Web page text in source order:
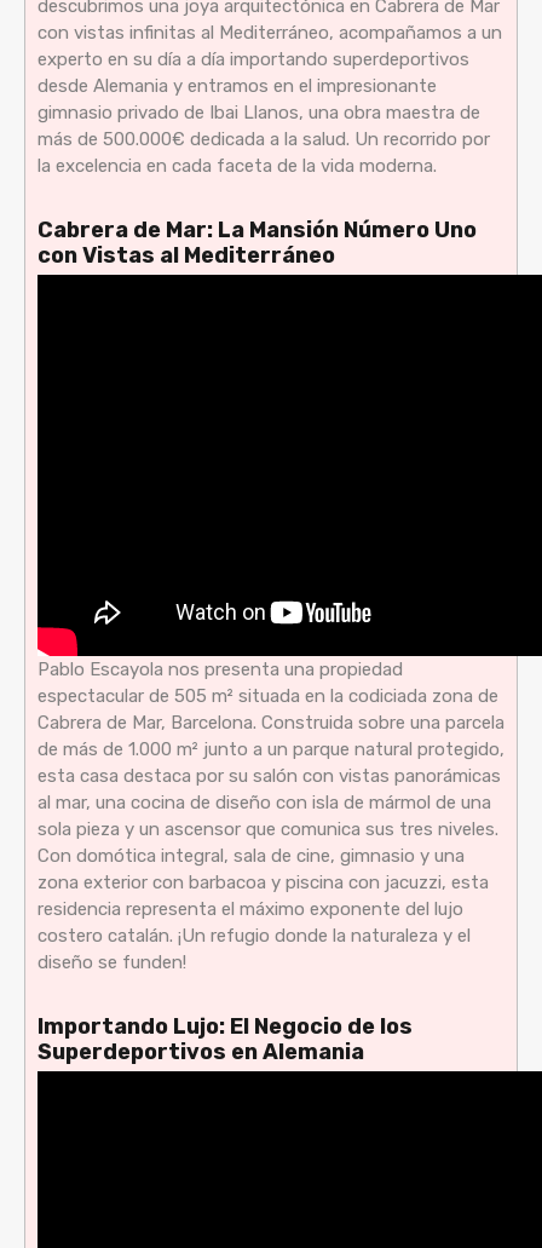
descubrimos una joya arquitectónica en Cabrera de Mar
con vistas infinitas al Mediterráneo, acompañamos a un
experto en su día a día importando superdeportivos
desde Alemania y entramos en el impresionante
gimnasio privado de Ibai Llanos, una obra maestra de
más de 500.000€ dedicada a la salud. Un recorrido por
la excelencia en cada faceta de la vida moderna.
Cabrera de Mar: La Mansión Número Uno
con Vistas al Mediterráneo
Pablo Escayola nos presenta una propiedad
espectacular de 505 m² situada en la codiciada zona de
Cabrera de Mar, Barcelona. Construida sobre una parcela
de más de 1.000 m² junto a un parque natural protegido,
esta casa destaca por su salón con vistas panorámicas
al mar, una cocina de diseño con isla de mármol de una
sola pieza y un ascensor que comunica sus tres niveles.
Con domótica integral, sala de cine, gimnasio y una
zona exterior con barbacoa y piscina con jacuzzi, esta
residencia representa el máximo exponente del lujo
costero catalán. ¡Un refugio donde la naturaleza y el
diseño se funden!
Importando Lujo: El Negocio de los
Superdeportivos en Alemania